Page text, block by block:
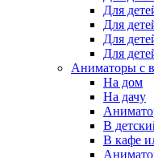
Для
Для
Для
Для
Аниматоры с
На дом
На дачу
В
В кафе